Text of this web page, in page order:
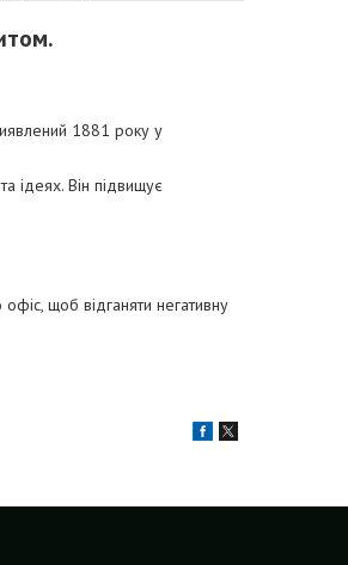
1881 року у
ідеях. Він підвищує
щоб відганяти негативну